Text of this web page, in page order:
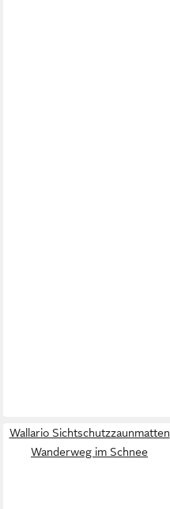
Wallario Sichtschutzzaunmatten
Wanderweg im Schnee